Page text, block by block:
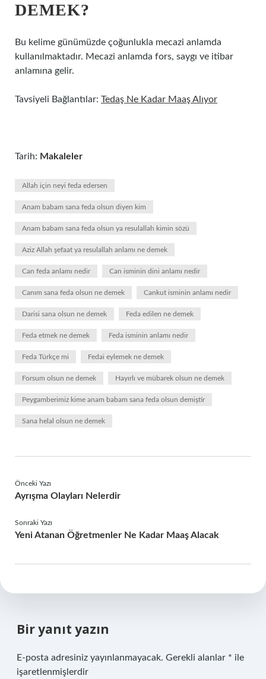
DEMEK?
Bu kelime günümüzde çoğunlukla mecazi anlamda
kullanılmaktadır. Mecazi anlamda fors, saygı ve itibar
anlamına gelir.
Tavsiyeli Bağlantılar: Tedaş Ne Kadar Maaş Alıyor
Tarih: Makaleler
Allah için neyi feda edersen
Anam babam sana feda olsun diyen kim
Anam babam sana feda olsun ya resulallah kimin sözü
Aziz Allah şefaat ya resulallah anlamı ne demek
Can feda anlamı nedir Can isminin dini anlamı nedir
Canım sana feda olsun ne demek Cankut isminin anlamı nedir
Darisi sana olsun ne demek Feda edilen ne demek
Feda etmek ne demek Feda isminin anlamı nedir
Feda Türkçe mi Fedai eylemek ne demek
Forsum olsun ne demek Hayırlı ve mübarek olsun ne demek
Peygamberimiz kime anam babam sana feda olsun demiştir
Sana helal olsun ne demek
Önceki Yazı
Ayrışma Olayları Nelerdir
Sonraki Yazı
Yeni Atanan Öğretmenler Ne Kadar Maaş Alacak
Bir yanıt yazın
E-posta adresiniz yayınlanmayacak. Gerekli alanlar * ile
işaretlenmişlerdir